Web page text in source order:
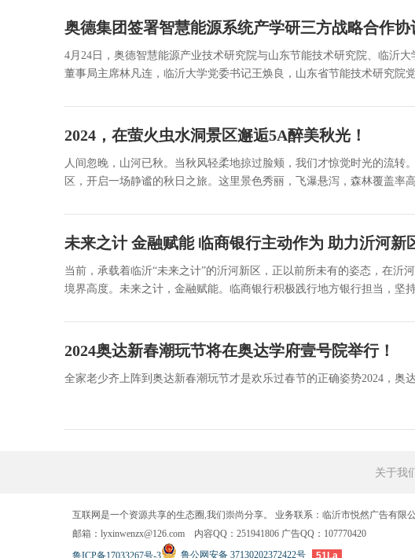
奥德集团签署智慧能源系统产学研三方战略合作协
4月24日，奥德智慧能源产业技术研究院与山东节能技术研究院、临沂
董事局主席林凡连，临沂大学党委书记王焕良，山东省节能技术研究院
2024，在萤火虫水洞景区邂逅5A醉美秋光！
人间忽晚，山河已秋。当秋风轻柔地掠过脸颊，我们才惊觉时光的流
区，开启一场静谧的秋日之旅。这里景色秀丽，飞瀑悬泻，森林覆盖率
未来之计 金融赋能 临商银行主动作为 助力沂河新
当前，承载着临沂“未来之计”的沂河新区，正以前所未有的姿态，在
境界高度。未来之计，金融赋能。临商银行积极践行地方银行担当，坚
2024奥达新春潮玩节将在奥达学府壹号院举行！
全家老少齐上阵到奥达新春潮玩节才是欢乐过春节的正确姿势2024，奥
关于我
互联网是一个资源共享的生态圈,我们崇尚分享。 业务联系：临沂市悦然广告有限
邮箱：lyxinwenzx@126.com 内容QQ：251941806 广告QQ：107770420
鲁ICP备17033267号-3
鲁公网安备 37130202372422号 51La